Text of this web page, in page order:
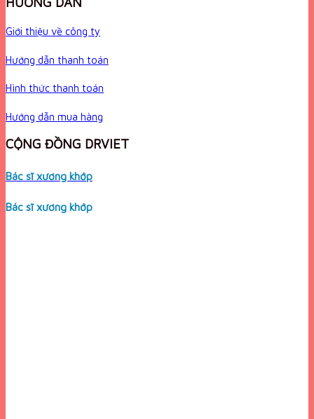
Giới thiệu về công ty
Hướng dẫn thanh toán
Hình thức thanh toán
Hướng dẫn mua hàng
CỘNG ĐỒNG DRVIET
Bác sĩ xương khớp
Bác sĩ xương khớp